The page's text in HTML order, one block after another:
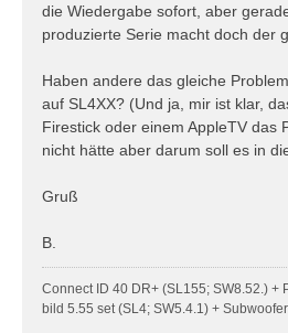
die Wiedergabe sofort, aber
produzierte Serie macht doch der
Haben andere das gleiche
auf SL4XX? (Und ja, mir ist klar,
Firestick oder einem AppleTV das
nicht hätte aber darum soll es in
Gruß
B.
Connect ID 40 DR+ (SL155; SW8.52.) +
bild 5.55 set (SL4; SW5.4.1) +